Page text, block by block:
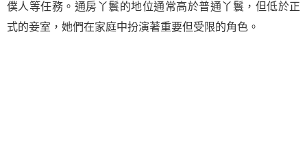
僕人等任務。通房丫鬟的地位通常高於普通丫鬟，但低於正
式的妾室，她們在家庭中扮演著重要但受限的角色。